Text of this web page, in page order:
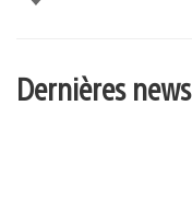
Dernières news